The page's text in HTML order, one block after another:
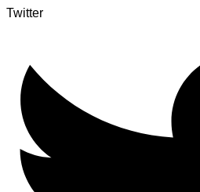
Twitter